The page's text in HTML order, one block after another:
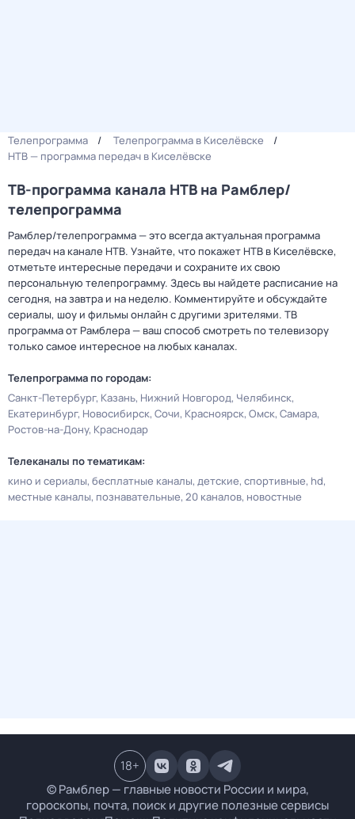
Телепрограмма
Телепрограмма в Киселёвске
НТВ — программа передач в Киселёвске
ТВ-программа канала НТВ на Рамблер/
телепрограмма
Рамблер/телепрограмма — это всегда актуальная программа
передач на канале НТВ. Узнайте, что покажет НТВ в Киселёвске,
отметьте интересные передачи и сохраните их свою
персональную телепрограмму. Здесь вы найдете расписание на
сегодня, на завтра и на неделю. Комментируйте и обсуждайте
сериалы, шоу и фильмы онлайн с другими зрителями. ТВ
программа от Рамблера — ваш способ смотреть по телевизору
только самое интересное на любых каналах.
Телепрограмма по городам:
Санкт-Петербург Казань Нижний Новгород Челябинск
Екатеринбург Новосибирск Сочи Красноярск Омск Самара
Ростов-на-Дону Краснодар
Телеканалы по тематикам:
кино и сериалы бесплатные каналы детские спортивные hd
местные каналы познавательные 20 каналов новостные
© Рамблер — главные новости России и мира,
гороскопы, почта, поиск и другие полезные сервисы
18+